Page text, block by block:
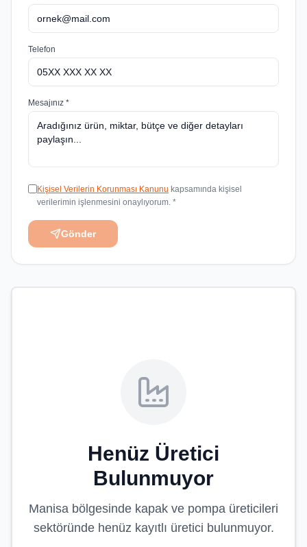
Telefon
Mesajınız *
Kişisel Verilerin Korunması Kanunu kapsamında kişisel
verilerimin işlenmesini onaylıyorum. *
Gönder
Henüz Üretici
Bulunmuyor
Manisa bölgesinde kapak ve pompa üreticileri
sektöründe henüz kayıtlı üretici bulunmuyor.